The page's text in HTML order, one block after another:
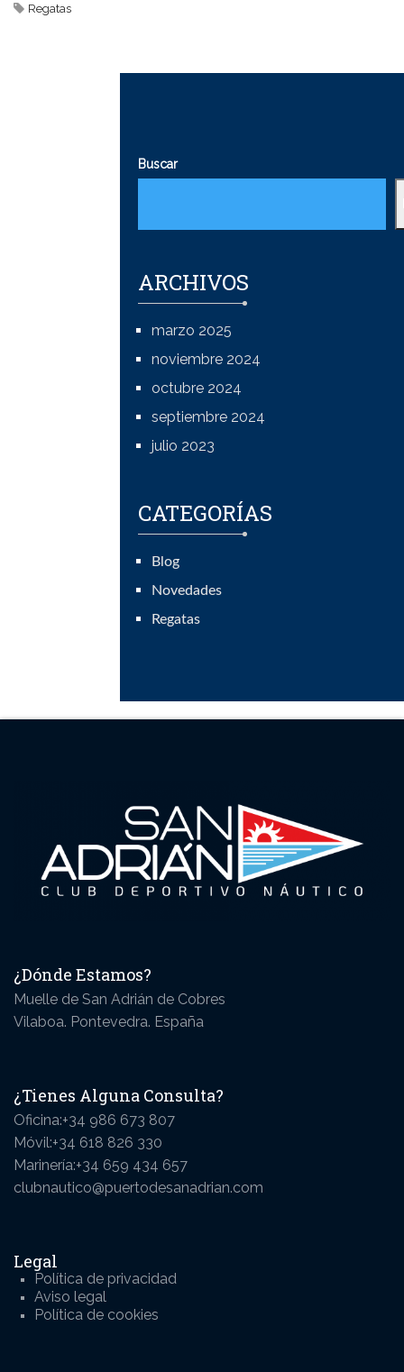
Regatas
Buscar
ARCHIVOS
marzo 2025
noviembre 2024
octubre 2024
septiembre 2024
julio 2023
CATEGORÍAS
Blog
Novedades
Regatas
¿Dónde Estamos?
Muelle de San Adrián de Cobres
Vilaboa. Pontevedra. España
¿Tienes Alguna Consulta?
Oficina:+34 986 673 807
Móvil:+34 618 826 330
Marinería:+34 659 434 657
clubnautico@puertodesanadrian.com
Legal
Política de privacidad
Aviso legal
Política de cookies